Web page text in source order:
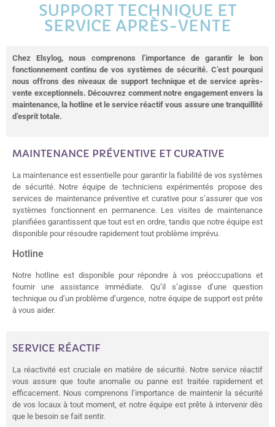
SUPPORT TECHNIQUE ET
SERVICE APRÈS-VENTE
Chez Elsylog, nous comprenons l’importance de garantir le bon
fonctionnement continu de vos systèmes de sécurité. C’est pourquoi
nous offrons des niveaux de support technique et de service après-
vente exceptionnels. Découvrez comment notre engagement envers la
maintenance, la hotline et le service réactif vous assure une tranquillité
d’esprit totale.
MAINTENANCE PRÉVENTIVE ET CURATIVE
La maintenance est essentielle pour garantir la fiabilité de vos systèmes
de sécurité. Notre équipe de techniciens expérimentés propose des
services de maintenance préventive et curative pour s’assurer que vos
systèmes fonctionnent en permanence. Les visites de maintenance
planifiées garantissent que tout est en ordre, tandis que notre équipe est
disponible pour résoudre rapidement tout problème imprévu.
Hotline
Notre hotline est disponible pour répondre à vos préoccupations et
fournir une assistance immédiate. Qu’il s’agisse d’une question
technique ou d’un problème d’urgence, notre équipe de support est prête
à vous aider.
SERVICE RÉACTIF
La réactivité est cruciale en matière de sécurité. Notre service réactif
vous assure que toute anomalie ou panne est traitée rapidement et
efficacement. Nous comprenons l’importance de maintenir la sécurité
de vos locaux à tout moment, et notre équipe est prête à intervenir dès
que le besoin se fait sentir.